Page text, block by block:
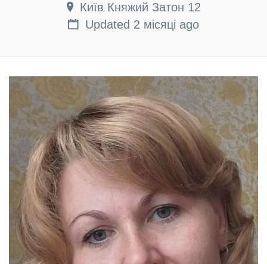
Київ Княжий Затон 12
Updated 2 місяці ago